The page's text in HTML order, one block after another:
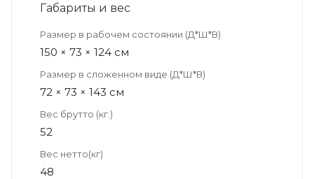
Габариты и вес
Размер в рабочем состоянии (Д*Ш*В)
150 × 73 × 124 см
Размер в сложенном виде (Д*Ш*В)
72 × 73 × 143 см
Вес брутто (кг.)
52
Вес нетто(кг)
48